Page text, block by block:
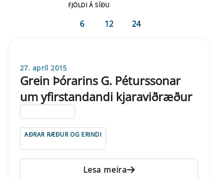
FJÖLDI Á SÍÐU
6 12 24
27. apríl 2015
Grein Þórarins G. Péturssonar
um yfirstandandi kjaraviðræður
AÐRAR RÆÐUR OG ERINDI
Lesa meira